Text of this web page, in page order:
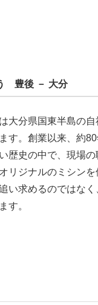
豊後 － 大分
大分県国東半島の自
す。創業以来、約
歴史の中で、現場
リジナルのミシンを
い求めるのではな
す。